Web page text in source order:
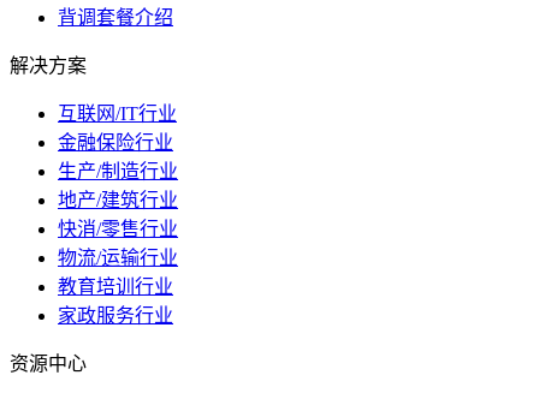
背调套餐介绍
解决方案
互联网/IT行业
金融保险行业
生产/制造行业
地产/建筑行业
快消/零售行业
物流/运输行业
教育培训行业
家政服务行业
资源中心